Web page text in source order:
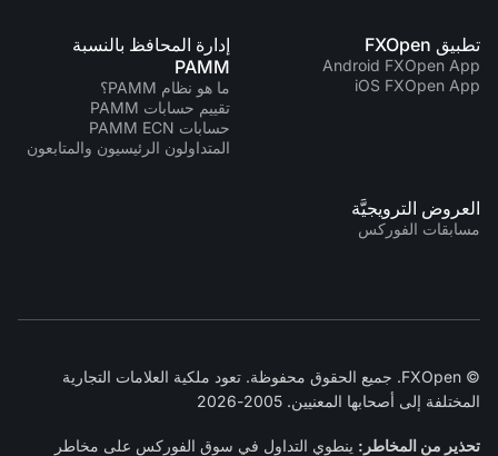
تطبيق FXOpen
Android FXOpen App
iOS FXOpen App
إدارة المحافظ بالنسبة
PAMM
ما هو نظام PAMM؟
تقييم حسابات PAMM
حسابات PAMM ECN
المتداولون الرئيسيون والمتابعون
العروض الترويجيَّة
مسابقات الفوركس
© FXOpen. جميع الحقوق محفوظة. تعود ملكية العلامات التجارية
المختلفة إلى أصحابها المعنيين. 2005-2026
تحذير من المخاطر: ينطوي التداول في سوق الفوركس على مخاطر